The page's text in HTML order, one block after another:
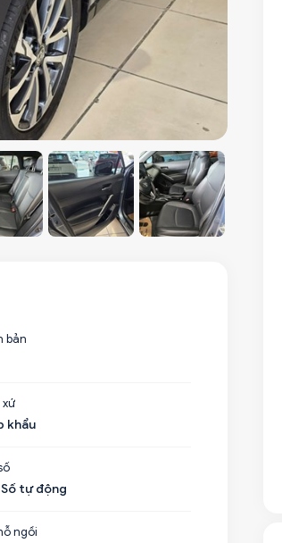
bản
khẩu
tự động
ngồi